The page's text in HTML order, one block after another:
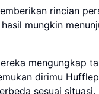
rincian
mungkin
mengungkap
dirimu
sesuai